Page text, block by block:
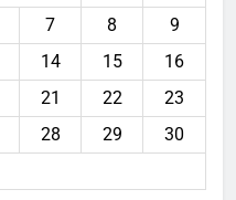
7 8
9
14 15
16
21 22
23
28 29
30